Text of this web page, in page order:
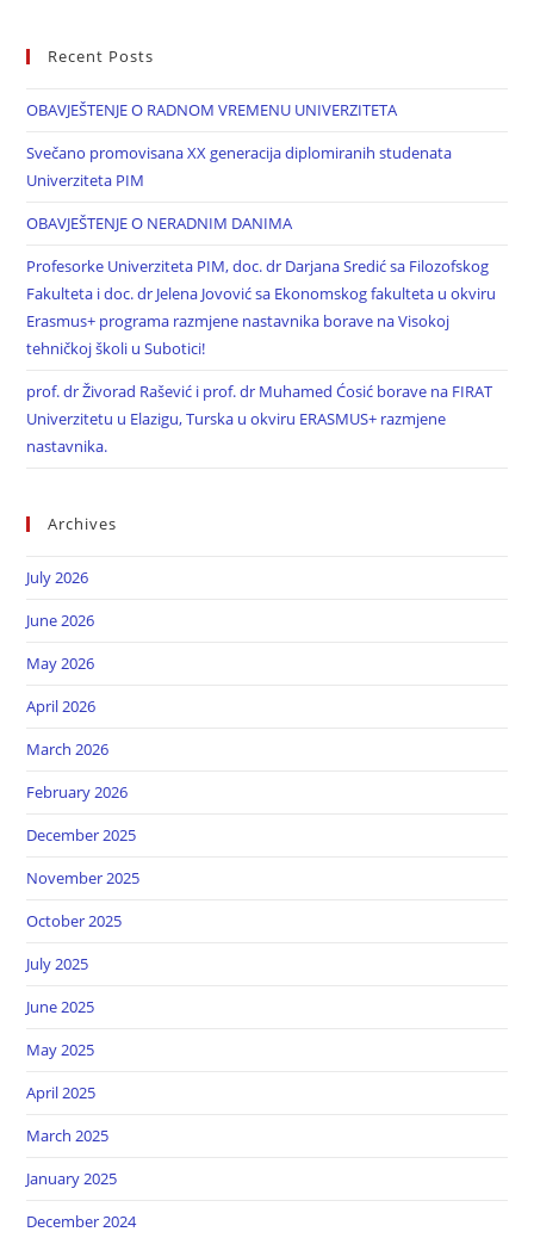
Recent Posts
OBAVJEŠTENJE O RADNOM VREMENU UNIVERZITETA
Svečano promovisana XX generacija diplomiranih studenata
Univerziteta PIM
OBAVJEŠTENJE O NERADNIM DANIMA
Profesorke Univerziteta PIM, doc. dr Darjana Sredić sa Filozofskog
Fakulteta i doc. dr Jelena Jovović sa Ekonomskog fakulteta u okviru
Erasmus+ programa razmjene nastavnika borave na Visokoj
tehničkoj školi u Subotici!
prof. dr Živorad Rašević i prof. dr Muhamed Ćosić borave na FIRAT
Univerzitetu u Elazigu, Turska u okviru ERASMUS+ razmjene
nastavnika.
Archives
July 2026
June 2026
May 2026
April 2026
March 2026
February 2026
December 2025
November 2025
October 2025
July 2025
June 2025
May 2025
April 2025
March 2025
January 2025
December 2024